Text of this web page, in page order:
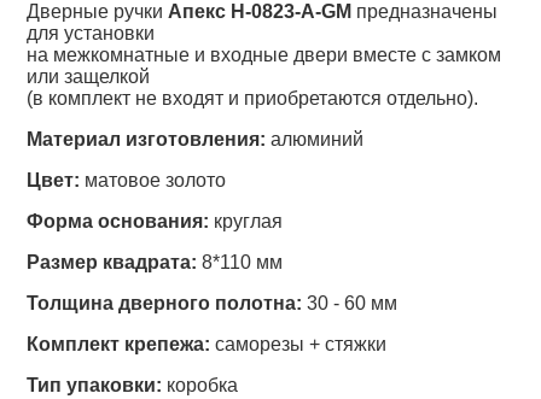
Дверные ручки Апекс H-0823-A-GM предназначены
для установки
на межкомнатные и входные двери вместе с замком
или защелкой
(в комплект не входят и приобретаются отдельно).
Материал изготовления: алюминий
Цвет: матовое золото
Форма основания: круглая
Размер квадрата: 8*110 мм
Толщина дверного полотна: 30 - 60 мм
Комплект крепежа: саморезы + стяжки
Тип упаковки: коробка